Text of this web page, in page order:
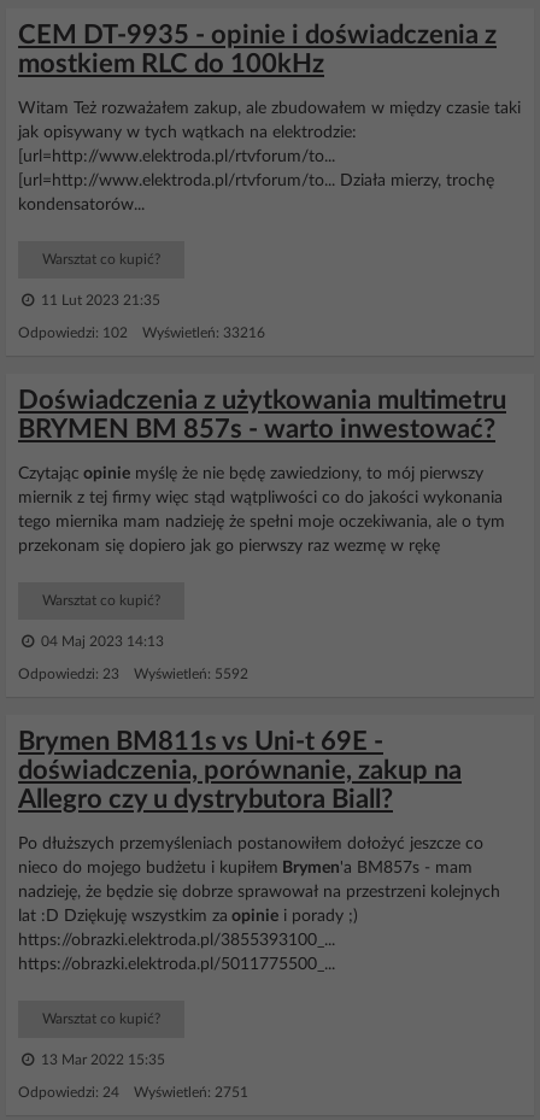
CEM DT-9935 - opinie i doświadczenia z
mostkiem RLC do 100kHz
Witam Też rozważałem zakup, ale zbudowałem w między czasie taki
jak opisywany w tych wątkach na elektrodzie:
[url=http://www.elektroda.pl/rtvforum/to...
[url=http://www.elektroda.pl/rtvforum/to... Działa mierzy, trochę
kondensatorów...
Warsztat co kupić?
11 Lut 2023 21:35
Odpowiedzi: 102 Wyświetleń: 33216
Doświadczenia z użytkowania multimetru
BRYMEN BM 857s - warto inwestować?
Czytając opinie myślę że nie będę zawiedziony, to mój pierwszy
miernik z tej firmy więc stąd wątpliwości co do jakości wykonania
tego miernika mam nadzieję że spełni moje oczekiwania, ale o tym
przekonam się dopiero jak go pierwszy raz wezmę w rękę
Warsztat co kupić?
04 Maj 2023 14:13
Odpowiedzi: 23 Wyświetleń: 5592
Brymen BM811s vs Uni-t 69E -
doświadczenia, porównanie, zakup na
Allegro czy u dystrybutora Biall?
Po dłuższych przemyśleniach postanowiłem dołożyć jeszcze co
nieco do mojego budżetu i kupiłem Brymen'a BM857s - mam
nadzieję, że będzie się dobrze sprawował na przestrzeni kolejnych
lat :D Dziękuję wszystkim za opinie i porady ;)
https://obrazki.elektroda.pl/3855393100_...
https://obrazki.elektroda.pl/5011775500_...
Warsztat co kupić?
13 Mar 2022 15:35
Odpowiedzi: 24 Wyświetleń: 2751